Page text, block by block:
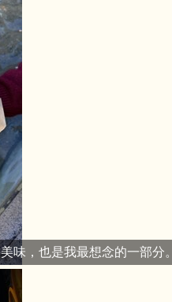
味，也是我最想念的一部分。